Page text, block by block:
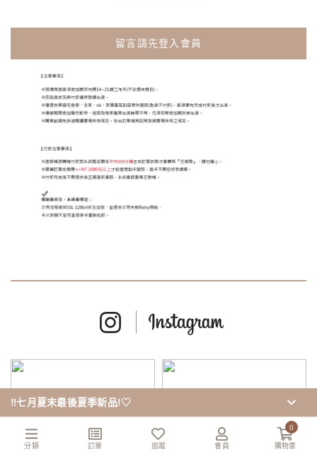
留言請先登入會員
‼️七月夏末最後夏季新品!♡
分類 訂單 追蹤 會員
0
購物車